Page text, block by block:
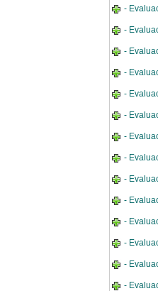
-
-
-
-
-
-
-
-
-
-
-
-
-
-